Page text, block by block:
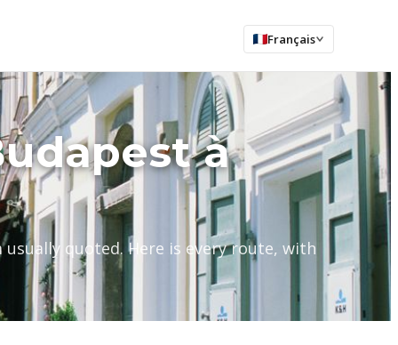
Français
à
quoted. Here is every route, with